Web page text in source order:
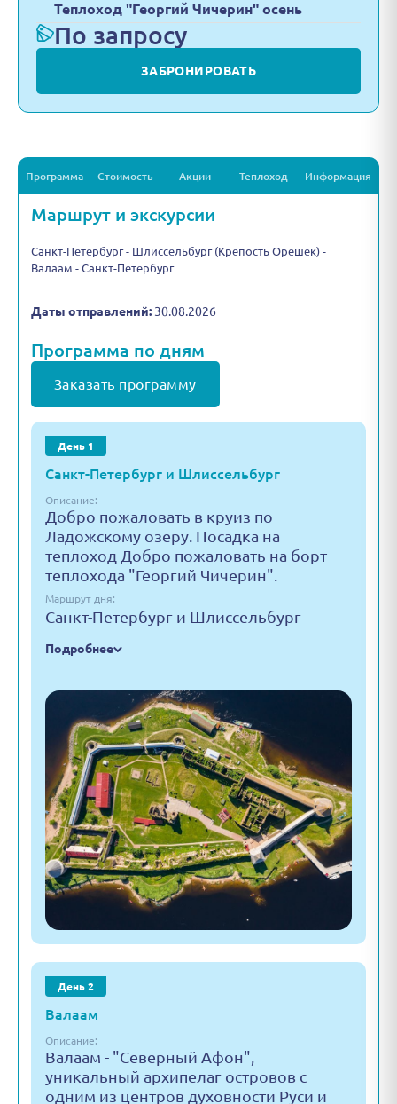
Теплоход "Георгий Чичерин" осень
По запросу
ЗАБРОНИРОВАТЬ
Программа Стоимость Акции Теплоход Информация
Маршрут и экскурсии
Санкт-Петербург - Шлиссельбург (Крепость Орешек) -
Валаам - Санкт-Петербург
Даты отправлений: 30.08.2026
Программа по дням
Заказать программу
День 1
Санкт-Петербург и Шлиссельбург
Описание:
Добро пожаловать в круиз по
Ладожскому озеру. Посадка на
теплоход Добро пожаловать на борт
теплохода "Георгий Чичерин".
Маршрут дня:
Санкт-Петербург и Шлиссельбург
Подробнее
День 2
Валаам
Описание:
Валаам - "Северный Афон",
уникальный архипелаг островов с
одним из центров духовности Руси и